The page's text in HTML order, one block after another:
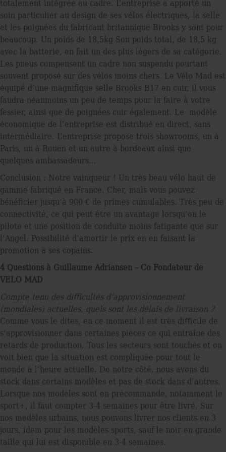
totalement intégrée au cadre. L’entreprise a apporté un
soin particulier au design de ses vélos électriques, la selle
et les poignées du fabricant britannique Brooks y sont pour
beaucoup. Un poids de 18,5kg Son poids total, de 18,5 kg
avec la batterie, en fait un des plus légers de sa catégorie.
Les pneus compensent un cadre non suspendu pourtant
souvent proposé sur des vélos moins chers. Le Vélo Mad est
équipé d’une magniﬁque selle Brooks B17 en cuir, il vous
faudra néanmoins un peu de temps pour la faire à votre
fessier, ainsi que de poignées cuir également. Le modèle
économique de l’entreprise est distribué en direct, sans
intermédiaire. L’entreprise propose trois showrooms, un à
Paris, un à Rouen et un autre à bordeaux ainsi que
quelques ambassadeurs…
Conclusion : Notre vainqueur ! Un très beau vélo haut de
gamme fabriqué en France. Cher, mais vous pouvez
bénéﬁcier jusqu’à 900 € de primes cumulables. Très peu de
connectivité, ce qui peut être un avantage lorsqu’on le
pilote et une position de conduite moins fatigante que sur
l’Angel. Possibilité d’amortir le prix en en faisant la
promotion à ses copains.
4 Questions à Guillaume Adriansen – Co Fondateur de
VELO MAD
Compte tenu des diﬀicultés d’approvisionnement
(mondiales) actuelles, quels sont les délais de livraison ?
Comme vous le dites, en ce moment il est très diﬀicile de
s’approvisionner dans certaines pièces ce qui entraîne des
retards de production. Tous les secteurs sont touchés et on
voit bien que la situation est compliquée pour tout le
monde à l’heure actuelle. De notre côté, nous avons du
stock dans certains modèles et pas de stock dans d’autres.
Lorsque nos modèles sont en précommande, notamment le
sport+, il faut compter 3-4 semaines pour être livré. Sur
nos modèles urbains, nous pouvons livrer nos clients en 3
jours, idem pour les modèles sports, sauf le noir en grande
taille qui lui est disponible en 3-4 semaines.